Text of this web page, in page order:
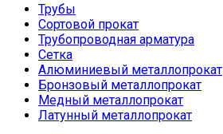
Трубы
Сортовой прокат
Трубопроводная арматура
Сетка
Алюминиевый металлопрокат
Бронзовый металлопрокат
Медный металлопрокат
Латунный металлопрокат